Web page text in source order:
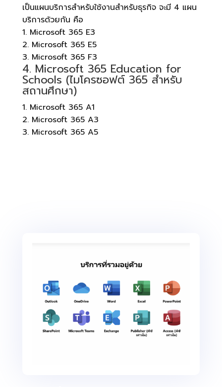
เป็นแผนบริการสำหรับใช้งานสำหรับธุรกิจ จะมี 4 แผน
บริการด้วยกัน คือ
1. Microsoft 365 E3
2. Microsoft 365 E5
3. Microsoft 365 F3
4. Microsoft 365 Education for
Schools (ไมโครซอฟต์ 365 สำหรับ
สถานศึกษา)
1. Microsoft 365 A1
2. Microsoft 365 A3
3. Microsoft 365 A5